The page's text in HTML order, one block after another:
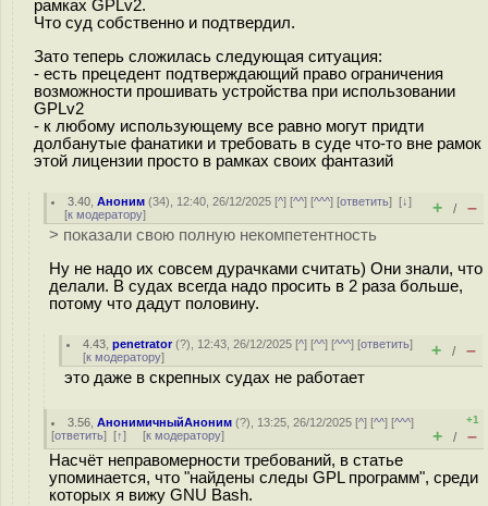
рамках GPLv2.
Что суд собственно и подтвердил.
Зато теперь сложилась следующая ситуация:
- есть прецедент подтверждающий право ограничения
возможности прошивать устройства при использовании
GPLv2
- к любому использующему все равно могут придти
долбанутые фанатики и требовать в суде что-то вне рамок
этой лицензии просто в рамках своих фантазий
3.40 ,Аноним (34), 12:40, 26/12/2025 [^] [^^] [^^^] [ответить][↓]
[к модератору] + / –
> показали свою полную некомпетентность
Ну не надо их совсем дурачками считать) Они знали, что
делали. В судах всегда надо просить в 2 раза больше,
потому что дадут половину.
4.43 ,penetrator(?), 12:43, 26/12/2025 [^] [^^] [^^^] [ответить]
[к модератору] + / –
это даже в скрепных судах не работает
3.56 ,АнонимичныйАноним (?), 13:25, 26/12/2025 [^] [^^] [^^^]
[ответить] [↑] [к модератору]
+1
+ / –
Насчёт неправомерности требований, в статье
упоминается, что "найдены следы GPL программ", среди
которых я вижу GNU Bash.